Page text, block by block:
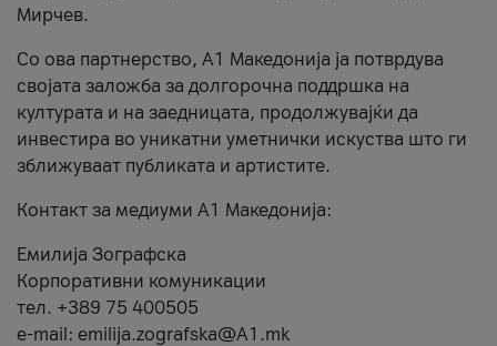
Мирчев.
Со ова партнерство, A1 Македонија ја потврдува
својата заложба за долгорочна поддршка на
културата и на заедницата, продолжувајќи да
инвестира во уникатни уметнички искуства што ги
зближуваат публиката и артистите.
Контакт за медиуми А1 Македонија:
Емилија Зографска
Корпоративни комуникации
тел. +389 75 400505
e-mail: emilija.zografska@A1.mk